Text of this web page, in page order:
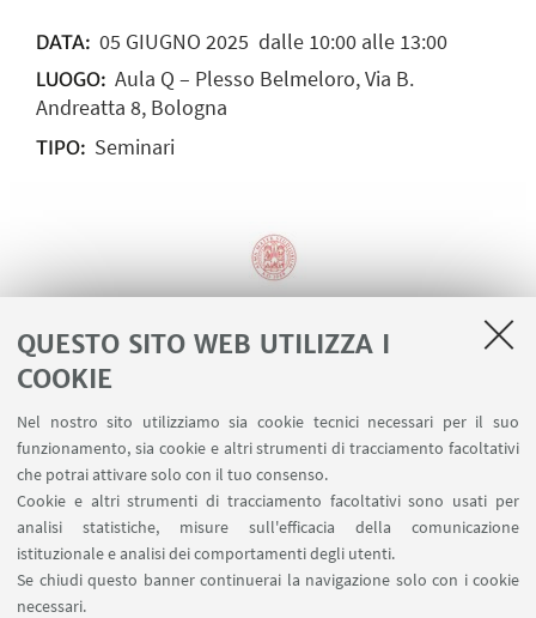
QUESTO SITO WEB UTILIZZA I
COOKIE
Nel nostro sito utilizziamo sia cookie tecnici necessari per il suo
funzionamento, sia cookie e altri strumenti di tracciamento facoltativi
che potrai attivare solo con il tuo consenso.
Cookie e altri strumenti di tracciamento facoltativi sono usati per
analisi statistiche, misure sull'efficacia della comunicazione
istituzionale e analisi dei comportamenti degli utenti.
Se chiudi questo banner continuerai la navigazione solo con i cookie
necessari.
DATA: 05 GIUGNO 2025 dalle 10:00 alle 13:00
LUOGO: Aula Q – Plesso Belmeloro, Via B.
Andreatta 8, Bologna
TIPO: Seminari